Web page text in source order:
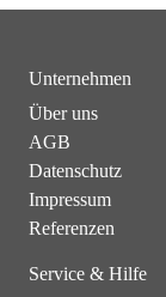
Unternehmen
Über uns
AGB
Datenschutz
Impressum
Referenzen
Service & Hilfe